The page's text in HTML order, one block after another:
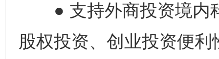
● 支持外商投资境内
股权投资、创业投资便利